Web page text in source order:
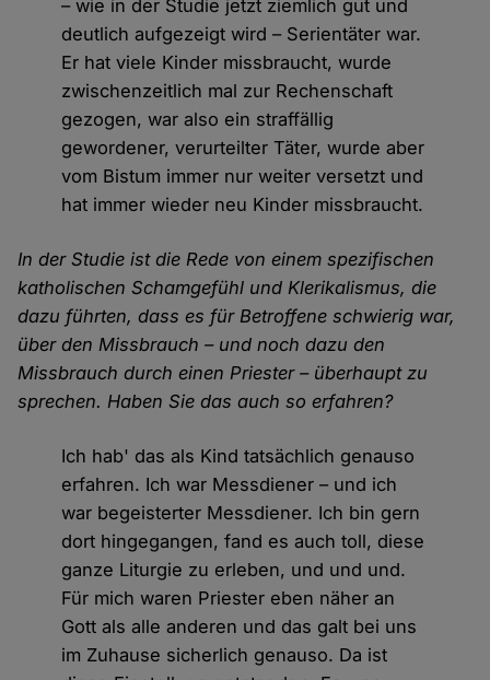
– wie in der Studie jetzt ziemlich gut und
deutlich aufgezeigt wird – Serientäter war.
Er hat viele Kinder missbraucht, wurde
zwischenzeitlich mal zur Rechenschaft
gezogen, war also ein straffällig
gewordener, verurteilter Täter, wurde aber
vom Bistum immer nur weiter versetzt und
hat immer wieder neu Kinder missbraucht.
In der Studie ist die Rede von einem spezifischen
katholischen Schamgefühl und Klerikalismus, die
dazu führten, dass es für Betroffene schwierig war,
über den Missbrauch – und noch dazu den
Missbrauch durch einen Priester – überhaupt zu
sprechen. Haben Sie das auch so erfahren?
Ich hab' das als Kind tatsächlich genauso
erfahren. Ich war Messdiener – und ich
war begeisterter Messdiener. Ich bin gern
dort hingegangen, fand es auch toll, diese
ganze Liturgie zu erleben, und und und.
Für mich waren Priester eben näher an
Gott als alle anderen und das galt bei uns
im Zuhause sicherlich genauso. Da ist